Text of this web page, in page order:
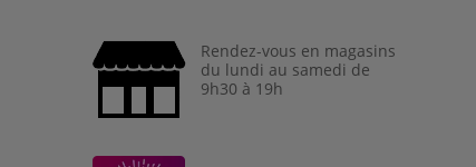
Rendez-vous en magasins
du lundi au samedi de
9h30 à 19h